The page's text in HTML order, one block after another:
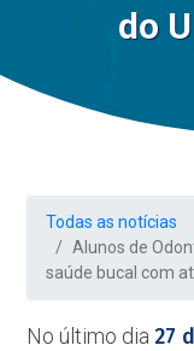
do
Todas as notícias
Alunos de
saúde bucal com
No último dia 27